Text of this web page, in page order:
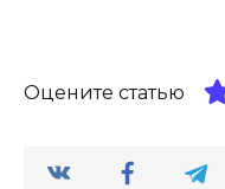
Оцените статью